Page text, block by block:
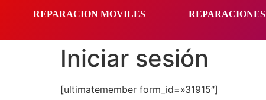
REPARACION MOVILES REPARACIONES
Iniciar sesión
[ultimatemember form_id=»31915″]